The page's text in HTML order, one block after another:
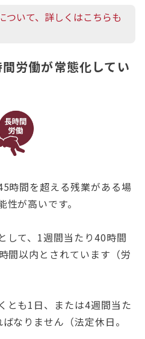
ついて、詳しくはこちらも
間労働が常態化してい
時間を超える残業がある場
が高いです。
して、1週間当たり40時間
間以内とされています（労
とも1日、または4週間当た
なりません（法定休日。